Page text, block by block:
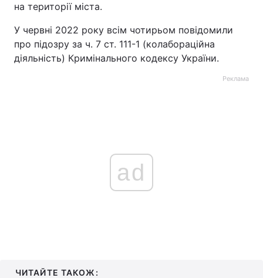
на території міста.
У червні 2022 року всім чотирьом повідомили
про підозру за ч. 7 ст. 111-1 (колабораційна
діяльність) Кримінального кодексу України.
Реклама
ad
ЧИТАЙТЕ ТАКОЖ: